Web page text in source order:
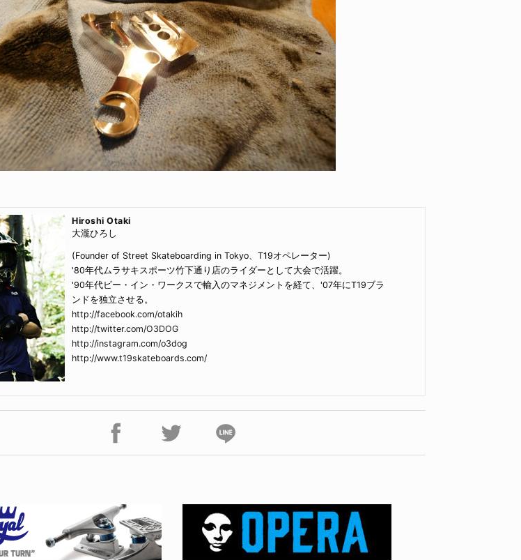
Hiroshi Otaki
大瀧ひろし
(Founder of Street Skateboarding in Tokyo、T19オペレーター)
'80年代ムラサキスポーツ竹下通り店のライダーとして大会で活躍。
'90年代ビー・イン・ワークスで輸入のマネジメントを経て、'07年にT19ブラ
ンドを独立させる。
http://facebook.com/otakih
http://twitter.com/O3DOG
http://instagram.com/o3dog
http://www.t19skateboards.com/